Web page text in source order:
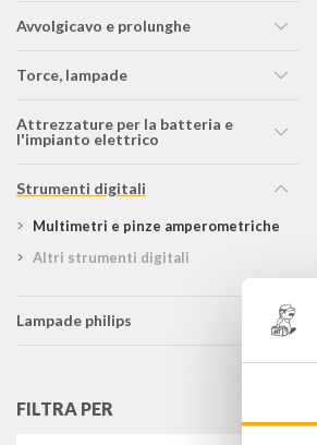
avvolgicavo e prolunghe
torce, lampade
attrezzature per la batteria e
l'impianto elettrico
strumenti digitali
multimetri e pinze amperometriche
altri strumenti digitali
lampade philips
FILTRA PER